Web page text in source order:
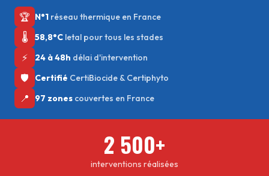
🏆 N°1 réseau thermique en France
🌡️ 58,8°C letal pour tous les stades
⚡ 24 à 48h délai d'intervention
🛡️ Certifié CertiBiocide & Certiphyto
📍 97 zones couvertes en France
2 500+
interventions réalisées